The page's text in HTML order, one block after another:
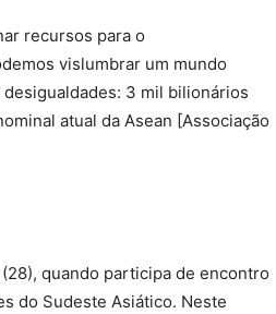
recursos para o
vislumbrar um mundo
3 mil bilionários
atual da Asean [Associação
quando participa de encontro
do Sudeste Asiático. Neste